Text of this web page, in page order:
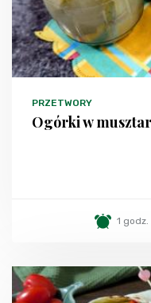
PRZETWORY
Ogórki w
1 godz.